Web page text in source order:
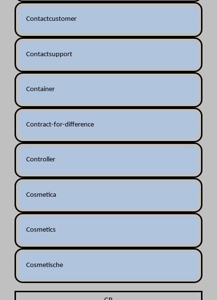
Contactcustomer
Contactsupport
Container
Contract-for-difference
Controller
Cosmetica
Cosmetics
Cosmetische